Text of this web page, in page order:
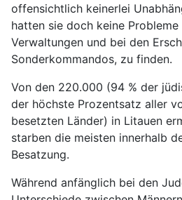
offensichtlich keinerlei
hatten sie doch keine
Verwaltungen und bei den
Sonderkommandos, zu finden.
Von den 220.000 (94 % der
der höchste Prozentsatz aller
besetzten Länder) in Litauen
starben die meisten innerhalb
Besatzung.
Während anfänglich bei den